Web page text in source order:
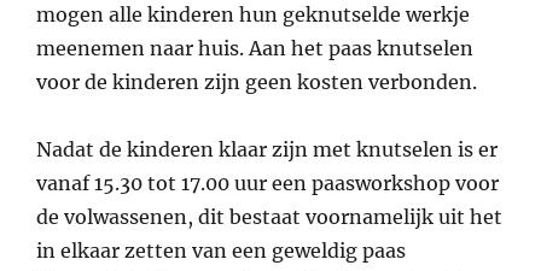
mogen alle kinderen hun geknutselde werkje
meenemen naar huis. Aan het paas knutselen
voor de kinderen zijn geen kosten verbonden.
Nadat de kinderen klaar zijn met knutselen is er
vanaf 15.30 tot 17.00 uur een paasworkshop voor
de volwassenen, dit bestaat voornamelijk uit het
in elkaar zetten van een geweldig paas